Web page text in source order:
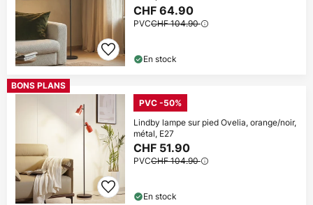
CHF 64.90
PVCCHF 104.90
En stock
BONS PLANS
PVC -50%
Lindby lampe sur pied Ovelia, orange/noir,
métal, E27
CHF 51.90
PVCCHF 104.90
En stock